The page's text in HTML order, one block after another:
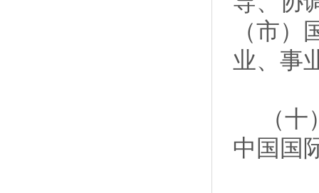
（市
业、事
（十
中国国